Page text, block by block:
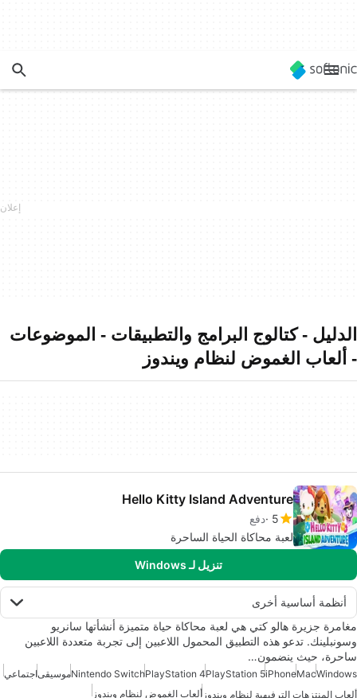
الدليل - كتالوج البرامج والتطبيقات - الموضوعات
- ألعاب الغموض لنظام ويندوز
Hello Kitty Island Adventure
5 دفع
لعبة محاكاة الحياة الساحرة
تنزيل لـ Windows
أنظمة أساسية أخرى
مغامرة جزيرة هالو كتي هي لعبة محاكاة حياة متميزة أنشأتها سانريو
وسونبلينك. تدعو هذه التطبيق المحمول اللاعبين إلى تجربة متعددة اللاعبين
ساحرة، حيث ينضمون…
Windows
Mac
iPhone
PlayStation 5
PlayStation 4
Nintendo Switchموسيقىاجتماعي
ألعاب المنتزهات الترفيهية لنظام ويندوز ألعاب الغموض لنظام ويندوز